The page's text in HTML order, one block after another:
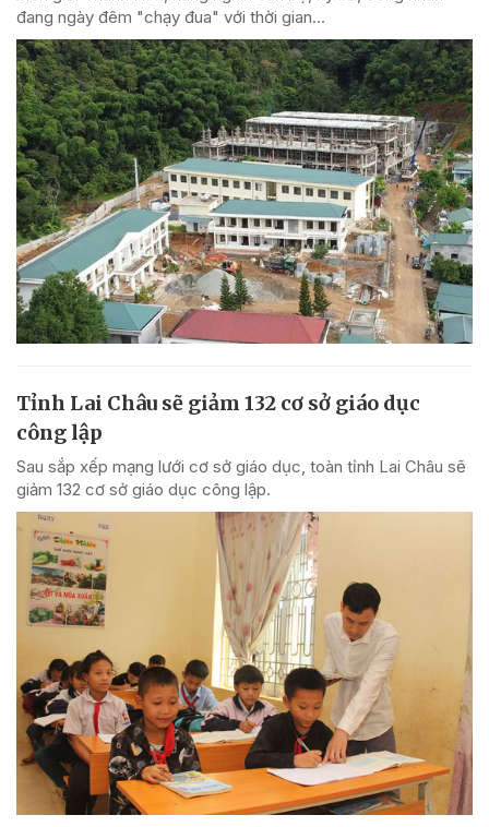
đang ngày đêm "chạy đua" với thời gian...
Tỉnh Lai Châu sẽ giảm 132 cơ sở giáo dục
công lập
Sau sắp xếp mạng lưới cơ sở giáo dục, toàn tỉnh Lai Châu sẽ
giảm 132 cơ sở giáo dục công lập.